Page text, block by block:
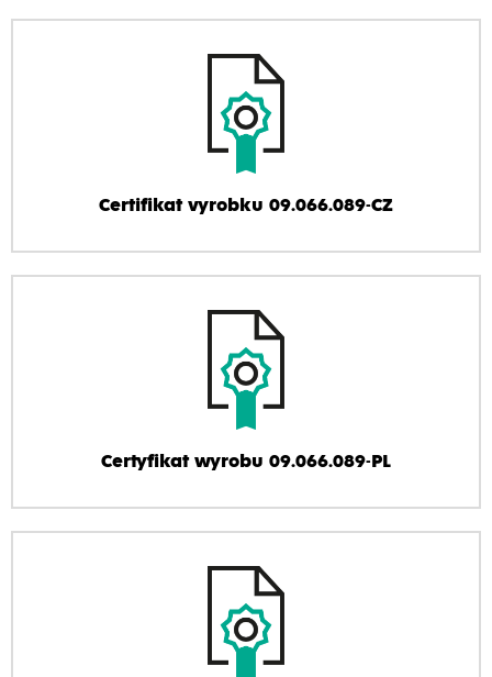
Certifikat vyrobku 09.066.089-CZ
Certyfikat wyrobu 09.066.089-PL